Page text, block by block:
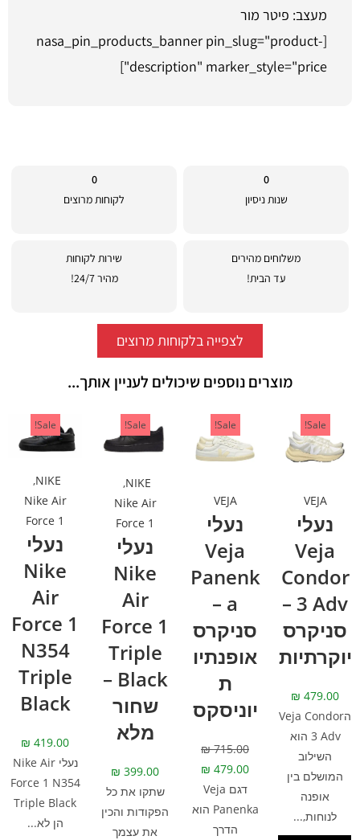
מעצב: פיטר מור
[nasa_pin_products_banner pin_slug="product-
description" marker_style="price"]
0
שנות ניסיון
0
לקוחות מרוצים
משלוחים מהירים
עד הבית!
שירות לקוחות
מהיר 24/7!
לצפייה בלקוחות מרוצים
מוצרים נוספים שיכולים לעניין אותך...
Sale!
VEJA
נעלי
Veja
Condor
3 Adv –
סניקרס
יוקרתיות
₪ 479.00
הVeja Condor
3 Adv הוא
השילוב
המושלם בין
אופנה
לנוחות,...
Sale!
VEJA
נעלי
Veja
Panenk
a –
סניקרס
אופנתיו
ת
יוניסקס
₪715.00
₪ 479.00
דגם Veja
Panenka הוא
הדרך
Sale!
NIKE
,
Nike Air
Force 1
נעלי
Nike
Air
Force 1
Triple
Black –
שחור
מלא
₪ 399.00
שתקו את כל
הפקודות והכין
את עצמך
Sale!
NIKE
,
Nike Air
Force 1
נעלי
Nike
Air
Force 1
N354
Triple
Black
₪ 419.00
נעלי Nike Air
Force 1 N354
Triple Black
הן לא...